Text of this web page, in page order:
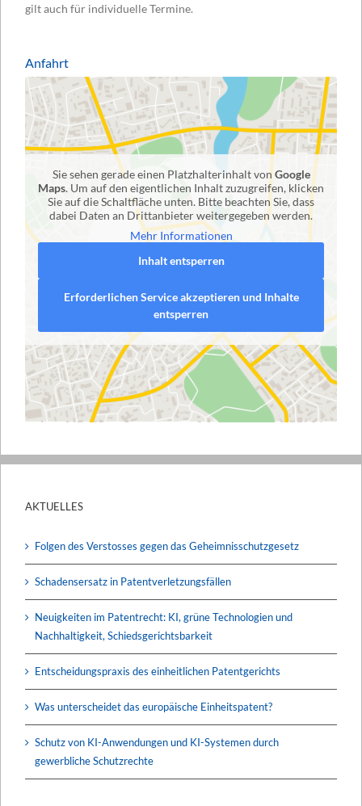
gilt auch für individuelle Termine.
Anfahrt
Sie sehen gerade einen Platzhalterinhalt von Google
Maps. Um auf den eigentlichen Inhalt zuzugreifen, klicken
Sie auf die Schaltfläche unten. Bitte beachten Sie, dass
dabei Daten an Drittanbieter weitergegeben werden.
Mehr Informationen
Inhalt entsperren
Erforderlichen Service akzeptieren und Inhalte
entsperren
AKTUELLES
Folgen des Verstosses gegen das Geheimnisschutzgesetz
Schadensersatz in Patentverletzungsfällen
Neuigkeiten im Patentrecht: KI, grüne Technologien und
Nachhaltigkeit, Schiedsgerichtsbarkeit
Entscheidungspraxis des einheitlichen Patentgerichts
Was unterscheidet das europäische Einheitspatent?
Schutz von KI-Anwendungen und KI-Systemen durch
gewerbliche Schutzrechte